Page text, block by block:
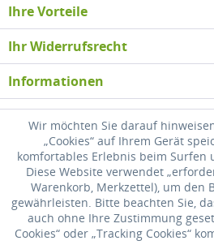
Ihre Vorteile
Ihr Widerrufsrecht
Informationen
* Alle Preise inkl. gesetzl. Mehrwertsteuer
anders
Widerrufsrecht Versandkosten
AGB
Wir möchten Sie darauf
„Cookies“ auf Ihrem Gerät
komfortables Erlebnis beim Surfen
Diese Website verwendet
Warenkorb, Merkzettel), um den
gewährleisten. Bitte beachten Sie,
auch ohne Ihre Zustimmung
Cookies“ oder „Tracking Cookies“